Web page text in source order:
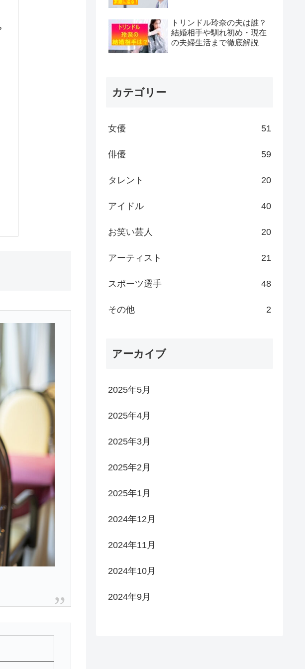
トリンドル玲奈の夫は誰？
結婚相手や馴れ初め・現在
の夫婦生活まで徹底解説
カテゴリー
女優 51
俳優 59
タレント 20
アイドル 40
お笑い芸人 20
アーティスト 21
スポーツ選手 48
その他 2
アーカイブ
2025年5月
2025年4月
2025年3月
2025年2月
2025年1月
2024年12月
2024年11月
2024年10月
2024年9月